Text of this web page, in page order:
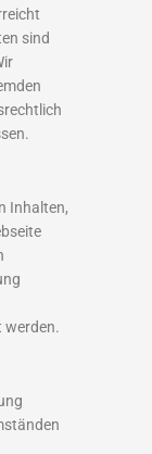
sind
Inhalten,
werden.